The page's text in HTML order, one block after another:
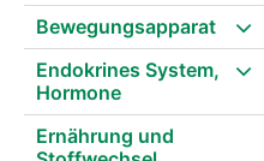
Bewegungsapparat
Endokrines System,
Hormone
Ernährung und